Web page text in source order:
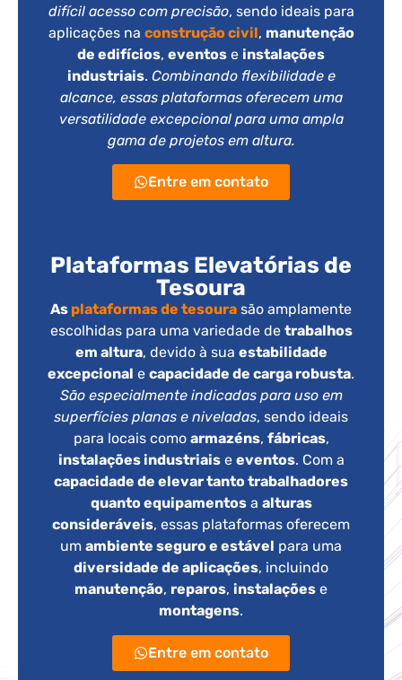
difícil acesso com precisão, sendo ideais para
aplicações na construção civil, manutenção
de edifícios, eventos e instalações
industriais. Combinando flexibilidade e
alcance, essas plataformas oferecem uma
versatilidade excepcional para uma ampla
gama de projetos em altura.
Entre em contato
Plataformas Elevatórias de
Tesoura
As plataformas de tesoura são amplamente
escolhidas para uma variedade de trabalhos
em altura, devido à sua estabilidade
excepcional e capacidade de carga robusta.
São especialmente indicadas para uso em
superfícies planas e niveladas, sendo ideais
para locais como armazéns, fábricas,
instalações industriaise eventos. Com a
capacidade de elevar tanto trabalhadores
quanto equipamentosa alturas
consideráveis, essas plataformas oferecem
um ambiente seguro e estável para uma
diversidade de aplicações, incluindo
manutenção, reparos, instalações e
montagens.
Entre em contato